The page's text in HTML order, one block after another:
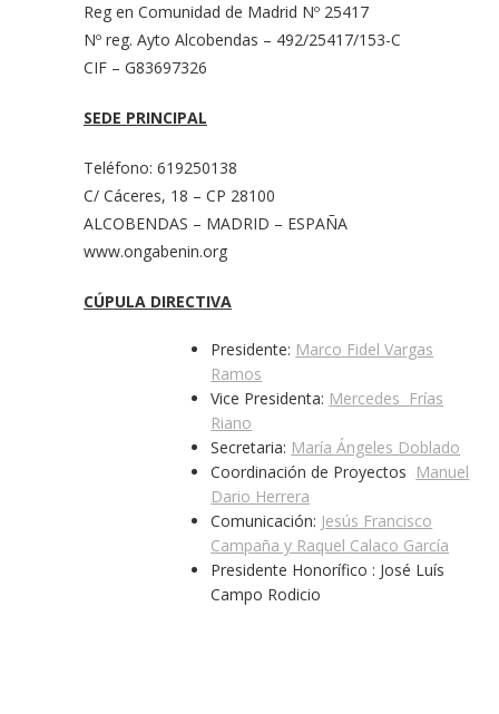
Reg en Comunidad de Madrid Nº 25417
Nº reg. Ayto Alcobendas – 492/25417/153-C
CIF – G83697326
SEDE PRINCIPAL
Teléfono: 619250138
C/ Cáceres, 18 – CP 28100
ALCOBENDAS – MADRID – ESPAÑA
www.ongabenin.org
CÚPULA DIRECTIVA
Presidente: Marco Fidel Vargas
Ramos
Vice Presidenta: Mercedes Frías
Riano
Secretaria: María Ángeles Doblado
Coordinación de Proyectos Manuel
Dario Herrera
Comunicación: Jesús Francisco
Campaña y Raquel Calaco García
Presidente Honorífico : José Luís
Campo Rodicio